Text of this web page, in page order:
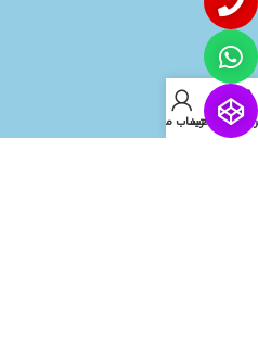
سبد خریدحساب من